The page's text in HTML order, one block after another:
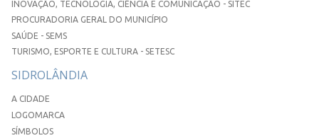
INOVAÇÃO, TECNOLOGIA, CIÊNCIA E COMUNICAÇÃO - SITEC
PROCURADORIA GERAL DO MUNICÍPIO
SAÚDE - SEMS
TURISMO, ESPORTE E CULTURA - SETESC
SIDROLÂNDIA
A CIDADE
LOGOMARCA
SÍMBOLOS